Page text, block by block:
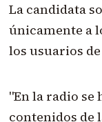
La candidata
únicamente a
los usuarios
"En la radio se
contenidos de